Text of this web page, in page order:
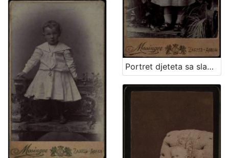
Portret djeteta sa slamnatim šeširom / Mosinger ; [izradio] Artistički zavod Mosinger